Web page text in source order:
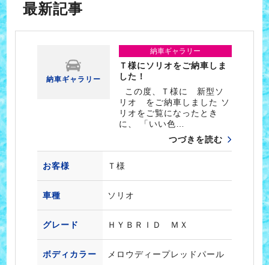
最新記事
納車ギャラリー
納車ギャラリー
Ｔ様にソリオをご納車しま
した！
この度、Ｔ様に 新型ソ
リオ をご納車しました ソ
リオをご覧になったとき
に、 「いい色…
つづきを読む
お客様 Ｔ様
車種 ソリオ
グレード ＨＹＢＲＩＤ ＭＸ
ボディカラー メロウディープレッドパール